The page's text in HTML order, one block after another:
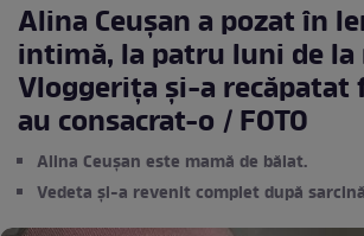
Alina Ceușan a pozat în
intimă, la patru luni de la
Vloggerița și-a recăpatat
au consacrat-o / FOTO
Alina Ceușan este mamă de băiat.
Vedeta și-a revenit complet după